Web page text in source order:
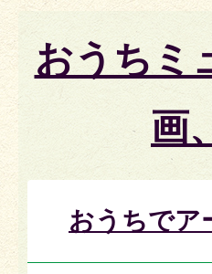
おうちミ
画
おうちでア